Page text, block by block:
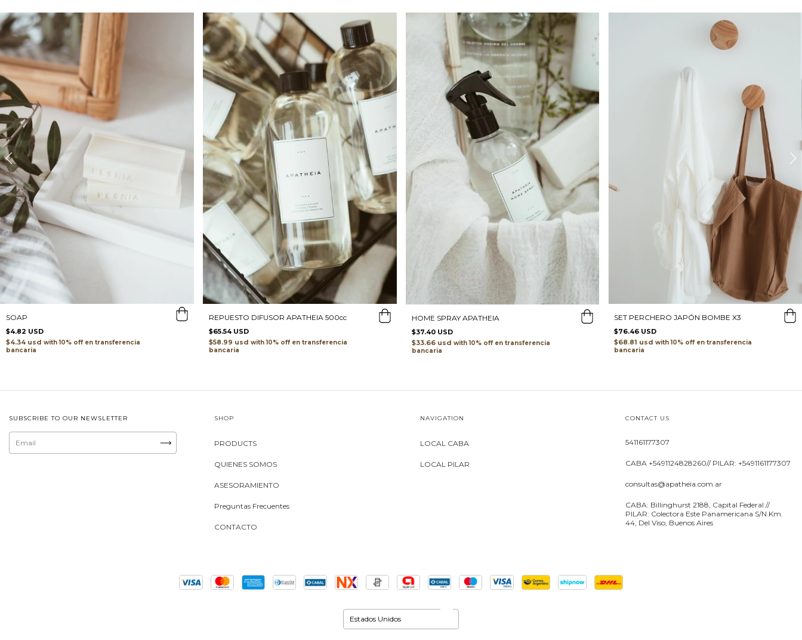
SOAP
$4.82 USD
$4.34 usd with
transferencia
bancaria
REPUESTO DIFUSOR APATHEIA 500cc
$65.54 USD
$58.99 usd with
transferencia
bancaria
HOME SPRAY APATHEIA
$37.40 USD
$33.66 usd with
transferencia
bancaria
SET PERCHERO JAPÓN BOMBE X3
$76.46 USD
$68.81 usdwith
transferencia
bancaria
SUBSCRIBE TO OUR NEWSLETTER SHOP
PRODUCTS
QUIENES SOMOS
ASESORAMIENTO
Preguntas Frecuentes
CONTACTO
NAVIGATION
LOCAL CABA
LOCAL PILAR
CONTACT US
541161177307
CABA +5491124828260// PILAR: +5491161177307
consultas@apatheia.com.ar
CABA: Billinghurst 2188, Capital Federal //
PILAR: Colectora Este Panamericana S/N Km.
44, Del Viso, Buenos Aires